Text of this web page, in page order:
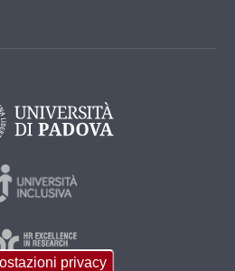
privacy